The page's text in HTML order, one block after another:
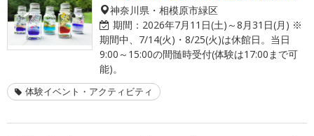
神奈川県・相模原市緑区
期間： 2026年7月11日(土)～8月31日(月) ※
期間中、7/14(火)・8/25(火)は休館日。当日
9:00～15:00の間髄時受付(体験は17:00まで可
能)。
体験イベント・アクティビティ